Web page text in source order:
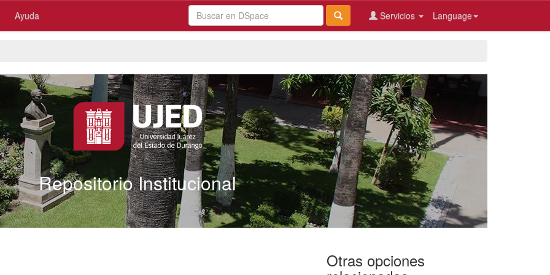
Ayuda Language
Servicios
Repositorio Institucional
Otras opciones